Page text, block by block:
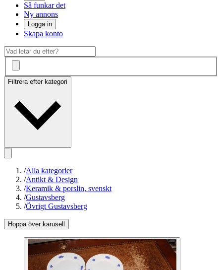
Så funkar det
Ny annons
Logga in
Skapa konto
Filtrera efter kategori
/Alla kategorier
/Antikt & Design
/Keramik & porslin, svenskt
/Gustavsberg
/Övrigt Gustavsberg
Hoppa över karusell